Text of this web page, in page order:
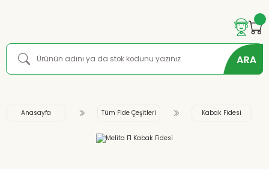
Anasayfa Tüm Fide Çeşitleri Kabak Fidesi